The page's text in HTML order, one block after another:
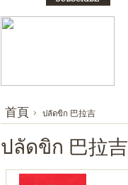
首頁 ปลัดขิก 巴拉吉
ปลัดขิก 巴拉吉